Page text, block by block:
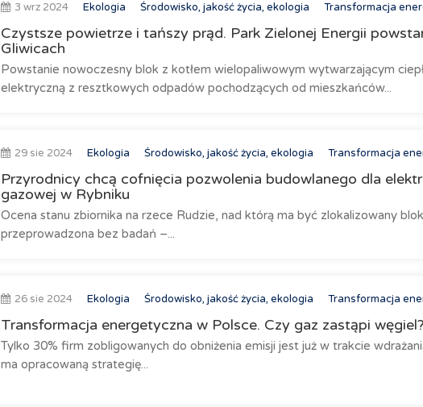
3 wrz 2024 Ekologia Środowisko, jakość życia, ekologia Transformacja
Czystsze powietrze i tańszy prąd. Park Zielonej Energii
Gliwicach
Powstanie nowoczesny blok z kotłem wielopaliwowym wytwarzającym
elektryczną z resztkowych odpadów pochodzących od mieszkańców...
29 sie 2024 Ekologia Środowisko, jakość życia, ekologia Transformacja
Przyrodnicy chcą cofnięcia pozwolenia budowlanego dla
gazowej w Rybniku
Ocena stanu zbiornika na rzece Rudzie, nad którą ma być zlokalizowany
przeprowadzona bez badań –...
26 sie 2024 Ekologia Środowisko, jakość życia, ekologia Transformacja
Transformacja energetyczna w Polsce. Czy gaz zastąpi węgiel?
Tylko 30% firm zobligowanych do obniżenia emisji jest już w trakcie
ma opracowaną strategię...